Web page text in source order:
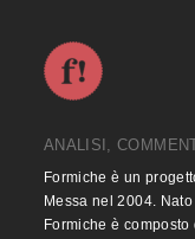
ANALISI,
Formiche è un
Messa nel 2004.
Formiche è